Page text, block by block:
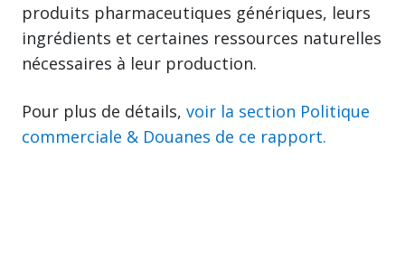
produits pharmaceutiques génériques, leurs
ingrédients et certaines ressources naturelles
nécessaires à leur production.
Pour plus de détails, voir la section Politique
commerciale & Douanes de ce rapport.